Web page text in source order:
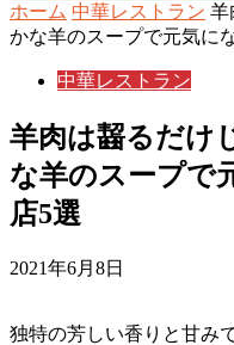
ホーム 中華レストラン 羊
かな羊のスープで元気に
中華レストラン
羊肉は齧るだけ
な羊のスープで
店5選
2021年6月8日
独特の芳しい香りと甘み